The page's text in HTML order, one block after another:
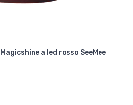
a led rosso SeeMee